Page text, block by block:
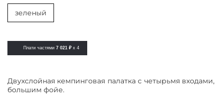
Плати частями 7 021 ₽ x 4
зеленый
Двухслойная кемпинговая палатка с четырьмя входами,
большим фойе.